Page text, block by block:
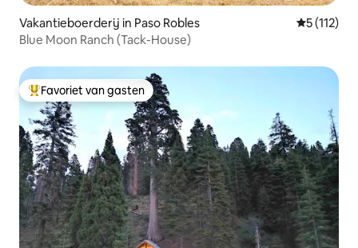
Vakantieboerderij in Paso Robles
5 (112)
Blue Moon Ranch (Tack-House)
Topfavoriet van gasten
Favoriet van gasten